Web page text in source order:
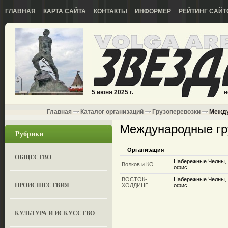
ГЛАВНАЯ КАРТА САЙТА КОНТАКТЫ ИНФОРМЕР РЕЙТИНГ
5 июня 2025 г.
Главная Каталог организаций Грузоперевозки
Рубрики
ОБЩЕСТВО
ПРОИСШЕСТВИЯ
КУЛЬТУРА И ИСКУССТВО
Международные
Организация
Волков и КО
Набережные Челны,
офис
ВОСТОК-
ХОЛДИНГ
Набережные Челны,
офис